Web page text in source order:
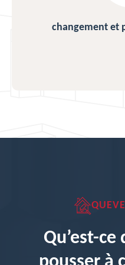
changement et
Qu’est-